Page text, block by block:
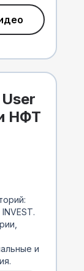
НФТ
и